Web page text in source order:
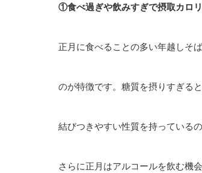
①食べ過ぎや飲みすぎで摂取カロ
正月に食べることの多い年越しそ
のが特徴です。糖質を摂りすぎる
結びつきやすい性質を持っている
さらに正月はアルコールを飲む機